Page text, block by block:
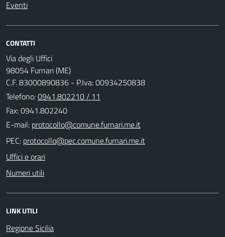
Eventi
CONTATTI
Via degli Uffici
98054 Furnari (ME)
C.F. 83000890836 - P.Iva: 00934250838
Telefono:0941.802210 / 11
Fax: 0941.802240
E-mail:
PEC:
Uffici e orari
Numeri utili
LINK UTILI
Regione Sicilia